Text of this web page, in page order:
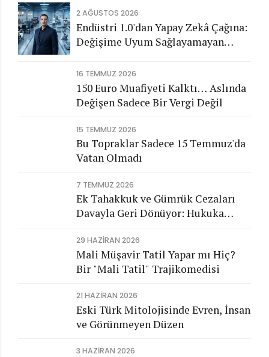
2 AĞUSTOS 2026
Endüstri 1.0'dan Yapay Zekâ Çağına:
Değişime Uyum Sağlayamayan
Bekliyor?
16 TEMMUZ 2026
150 Euro Muafiyeti Kalktı… Aslında
Değişen Sadece Bir Vergi Değil
15 TEMMUZ 2026
Bu Topraklar Sadece 15 Temmuz'da
Vatan Olmadı
7 TEMMUZ 2026
Ek Tahakkuk ve Gümrük Cezaları
Davayla Geri Dönüyor: Hukuka
Görünmeyen Maliyeti
29 HAZIRAN 2026
Mali Müşavir Tatil Yapar mı Hiç?
Bir "Mali Tatil" Trajikomedisi
21 HAZIRAN 2026
Eski Türk Mitolojisinde Evren, İnsan
ve Görünmeyen Düzen
3 HAZIRAN 2026